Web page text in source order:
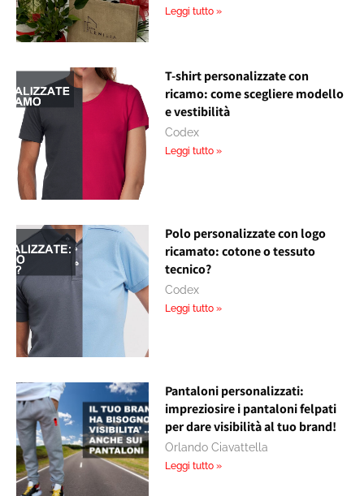
Leggi tutto »
T-shirt personalizzate con
ricamo: come scegliere modello
e vestibilità
Codex
Leggi tutto »
Polo personalizzate con logo
ricamato: cotone o tessuto
tecnico?
Codex
Leggi tutto »
Pantaloni personalizzati:
impreziosire i pantaloni felpati
per dare visibilità al tuo brand!
Orlando Ciavattella
Leggi tutto »